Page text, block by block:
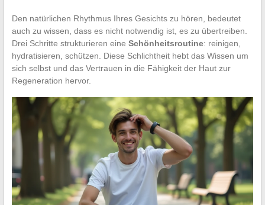
Den natürlichen Rhythmus Ihres Gesichts zu hören, bedeutet
auch zu wissen, dass es nicht notwendig ist, es zu übertreiben.
Drei Schritte strukturieren eine Schönheitsroutine: reinigen,
hydratisieren, schützen. Diese Schlichtheit hebt das Wissen um
sich selbst und das Vertrauen in die Fähigkeit der Haut zur
Regeneration hervor.